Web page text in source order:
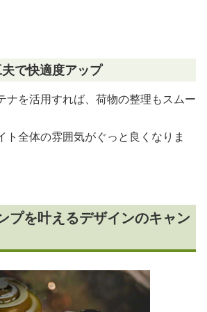
で快適度アップ
ナを活用すれば、荷物の整理もスムー
ト全体の雰囲気がぐっと良くなりま
プを叶えるデザインのキャン